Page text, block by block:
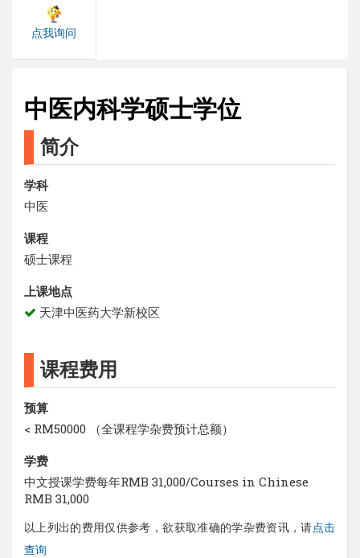
点我询问
中医内科学硕士学位
简介
学科
中医
课程
硕士课程
上课地点
天津中医药大学新校区
课程费用
预算
< RM50000 （全课程学杂费预计总额）
学费
中文授课学费每年RMB 31,000/Courses in Chinese
RMB 31,000
以上列出的费用仅供参考，欲获取准确的学杂费资讯，请点击
查询